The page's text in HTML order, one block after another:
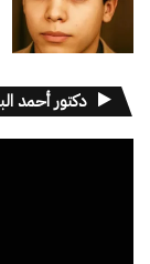
دكتور أحمد